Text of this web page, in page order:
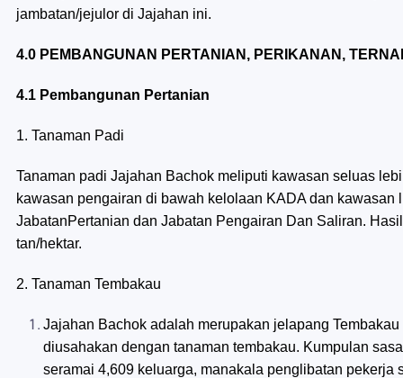
jambatan/jejulor di Jajahan ini.
4.0 PEMBANGUNAN PERTANIAN, PERIKANAN,
4.1 Pembangunan Pertanian
1. Tanaman Padi
Tanaman padi Jajahan Bachok meliputi kawasan seluas
kawasan pengairan di bawah kelolaan KADA dan
JabatanPertanian dan Jabatan Pengairan Dan Saliran.
tan/hektar.
2. Tanaman Tembakau
Jajahan Bachok adalah merupakan jelapang
diusahakan dengan tanaman tembakau. Kumpulan
seramai 4,609 keluarga, manakala penglibatan pekerja